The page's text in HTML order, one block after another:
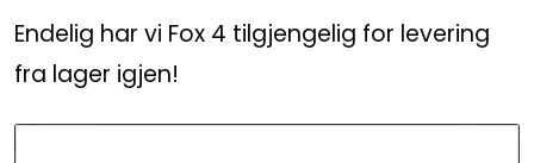
Endelig har vi Fox 4 tilgjengelig for levering
fra lager igjen!
Nyheter
Om oss